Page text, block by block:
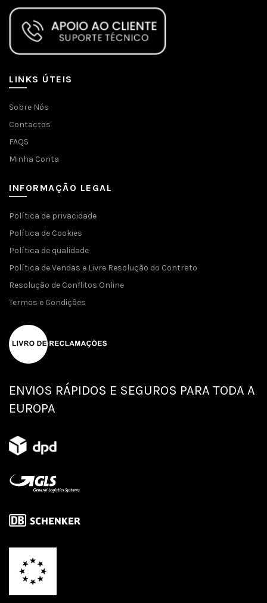
LINKS ÚTEIS
Sobre Nós
Contactos
FAQS
Minha Conta
INFORMAÇÃO LEGAL
Política de privacidade
Política de Cookies
Política de qualidade
Política de Vendas e Livre Resolução do Contrato
Resolução de Conflitos Online
Termos e Condições
ENVIOS RÁPIDOS E SEGUROS PARA TODA A
EUROPA